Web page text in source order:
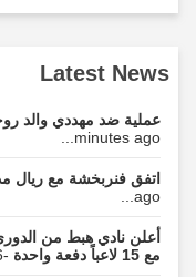
Latest News
عملية ضد مهددي والد روجين
minutes ago...
اتفق فنربخشة مع ريال
ago...
أعلن نادي هبط من الدوري
مع 15 لاعباً دفعة واحدة
-26 minutes ago...